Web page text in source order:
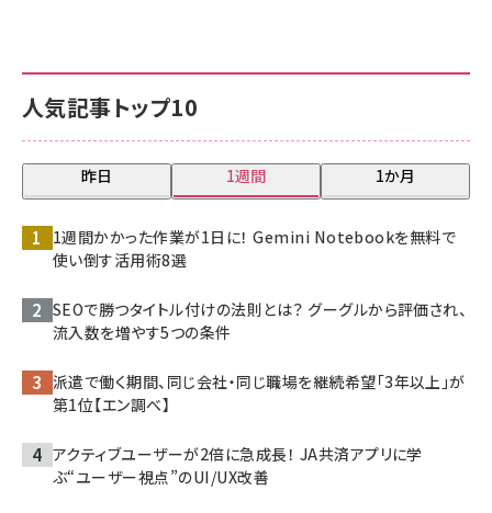
人気記事トップ10
昨日 1週間 1か月
1週間かかった作業が1日に！ Gemini Notebookを無料で
使い倒す活用術8選
SEOで勝つタイトル付けの法則とは？ グーグルから評価され、
流入数を増やす5つの条件
派遣で働く期間、同じ会社・同じ職場を継続希望「3年以上」が
第1位【エン調べ】
アクティブユーザーが2倍に急成長！ JA共済アプリに学
ぶ“ユーザー視点”のUI/UX改善